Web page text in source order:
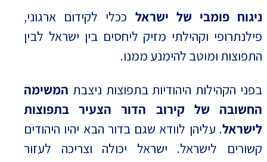
ניגוח פומבי של ישראל ככלי לקידום ארגוני,
פילנתרופי וקהילתי מזיק ליחסים בין ישראל לבין
התפוצות ומוטב להימנע ממנו.
בפני הקהילות היהודיות בתפוצות ניצבת המשימה
החשובה של קירוב הדור הצעיר בתפוצות
לישראל. עליהן לוודא שגם בדור הבא יהיו היהודים
קשורים לישראל. ישראל יכולה וצריכה לעזור